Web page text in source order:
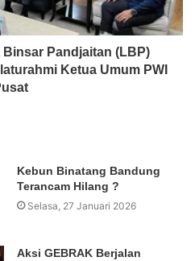
Pandjaitan (LBP)
Ketua Umum PWI
Kebun Binatang Bandung
Terancam Hilang ?
Selasa, 27 Januari 2026
Aksi GEBRAK Berjalan